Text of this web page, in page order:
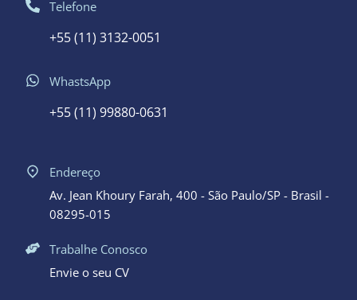
Telefone
+55 (11) 3132-0051
WhastsApp
+55 (11) 99880-0631
Endereço
Av. Jean Khoury Farah, 400 - São Paulo/SP - Brasil -
08295-015
Trabalhe Conosco
Envie o seu CV